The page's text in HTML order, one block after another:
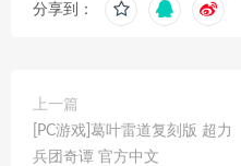
分享到：
上一篇
[PC游戏]葛叶雷道复刻版 超力
兵团奇谭 官方中文